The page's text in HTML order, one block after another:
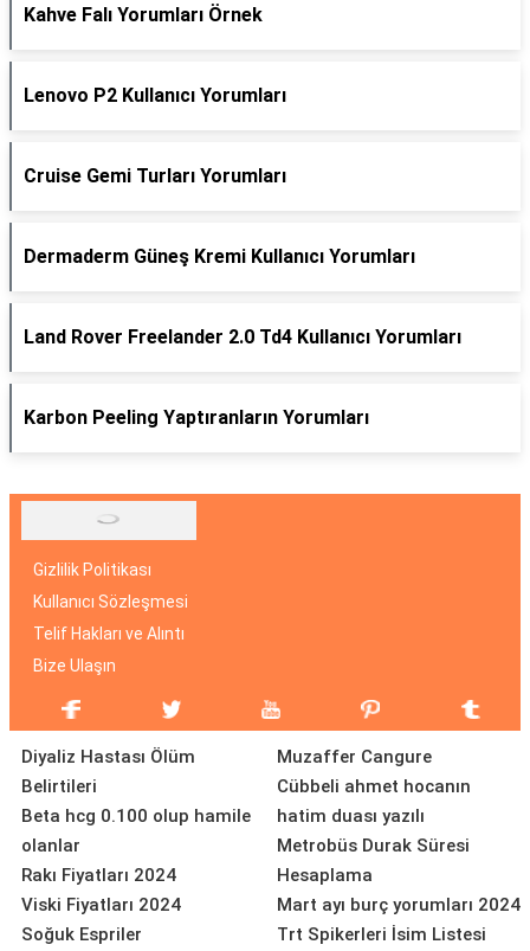
Kahve Falı Yorumları Örnek
Lenovo P2 Kullanıcı Yorumları
Cruise Gemi Turları Yorumları
Dermaderm Güneş Kremi Kullanıcı Yorumları
Land Rover Freelander 2.0 Td4 Kullanıcı Yorumları
Karbon Peeling Yaptıranların Yorumları
Gizlilik Politikası
Kullanıcı Sözleşmesi
Telif Hakları ve Alıntı
Bize Ulaşın
Diyaliz Hastası Ölüm
Belirtileri
Beta hcg 0.100 olup hamile
olanlar
Rakı Fiyatları 2024
Viski Fiyatları 2024
Soğuk Espriler
Muzaffer Cangure
Cübbeli ahmet hocanın
hatim duası yazılı
Metrobüs Durak Süresi
Hesaplama
Mart ayı burç yorumları 2024
Trt Spikerleri İsim Listesi